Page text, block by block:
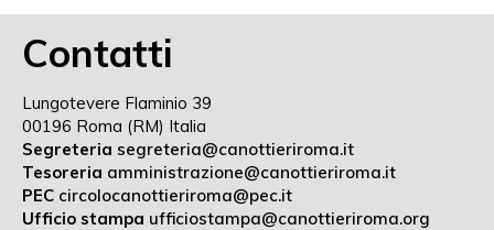
Contatti
Lungotevere Flaminio 39
00196 Roma (RM) Italia
Segreteria segreteria@canottieriroma.it
Tesoreria amministrazione@canottieriroma.it
PEC circolocanottieriroma@pec.it
Ufficio stampa ufficiostampa@canottieriroma.org